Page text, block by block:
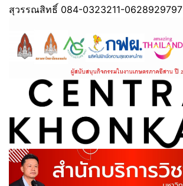
สุวรรณสิทธิ์ 084-0323211-0628929797